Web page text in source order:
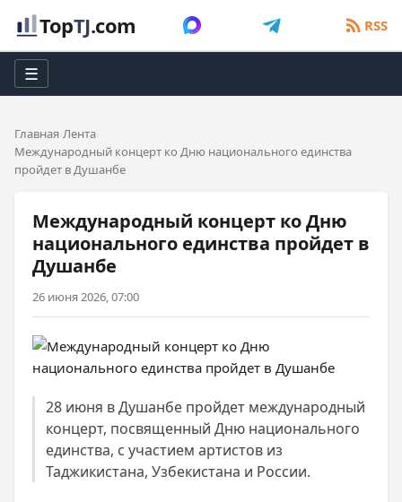
TopTJ.com RSS
☰
Главная Лента
Международный концерт ко Дню национального единства
пройдет в Душанбе
Международный концерт ко Дню
национального единства пройдет в
Душанбе
26 июня 2026, 07:00
28 июня в Душанбе пройдет международный
концерт, посвященный Дню национального
единства, с участием артистов из
Таджикистана, Узбекистана и России.